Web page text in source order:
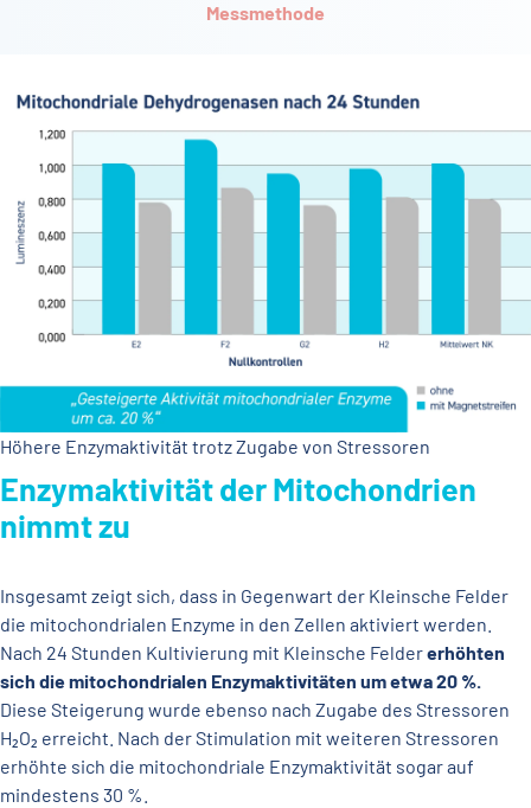
Messmethode
Höhere Enzymaktivität trotz Zugabe von Stressoren
Enzymaktivität der Mitochondrien
nimmt zu
Insgesamt zeigt sich, dass in Gegenwart der Kleinsche Felder
die mitochondrialen Enzyme in den Zellen aktiviert werden.
Nach 24 Stunden Kultivierung mit Kleinsche Feldererhöhten
sich die mitochondrialen Enzymaktivitäten um etwa 20 %.
Diese Steigerung wurde ebenso nach Zugabe des Stressoren
H₂O₂ erreicht. Nach der Stimulation mit weiteren Stressoren
erhöhte sich die mitochondriale Enzymaktivität sogar auf
mindestens 30 %.